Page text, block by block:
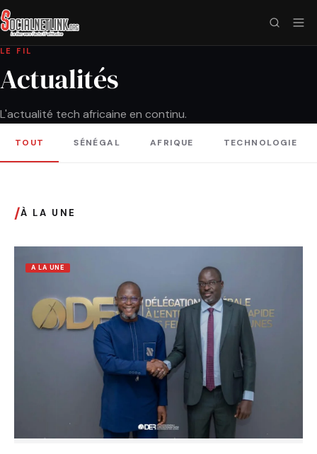
LE FIL
Actualités
L'actualité tech africaine en continu.
TOUT SÉNÉGAL AFRIQUE TECHNOLOGIE
/À LA UNE
A LA UNE